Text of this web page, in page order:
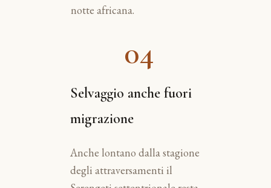
notte africana.
04
Selvaggio anche fuori
migrazione
Anche lontano dalla stagione
degli attraversamenti il